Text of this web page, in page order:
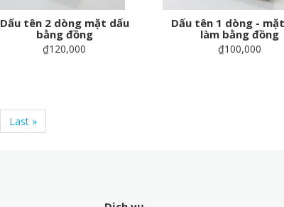
Dấu tên 2 dòng mặt dấu
bằng đồng
₫120,000
Dấu tên 1 dòng -
làm bằng đồng
₫100,000
Last
page
Last »